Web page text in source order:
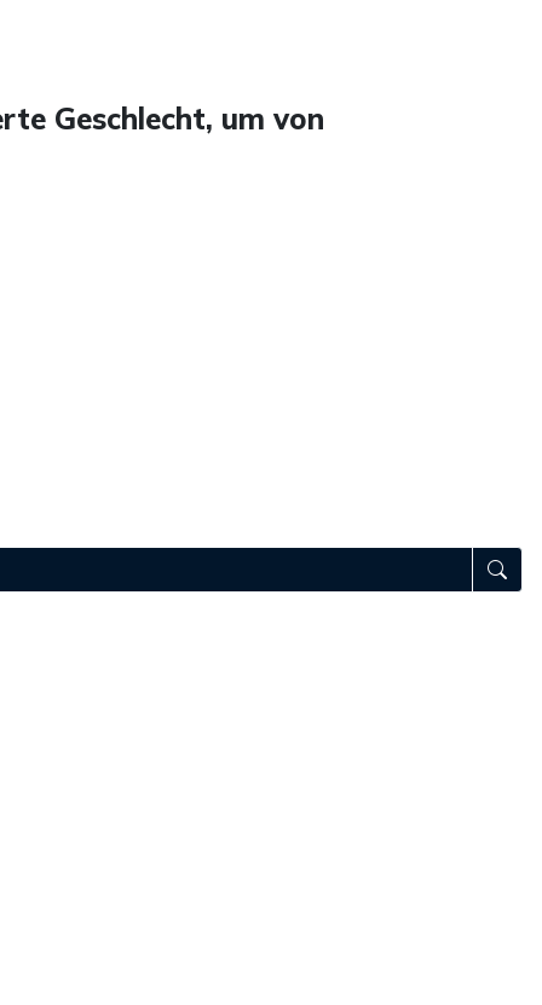
Geschlecht, um von